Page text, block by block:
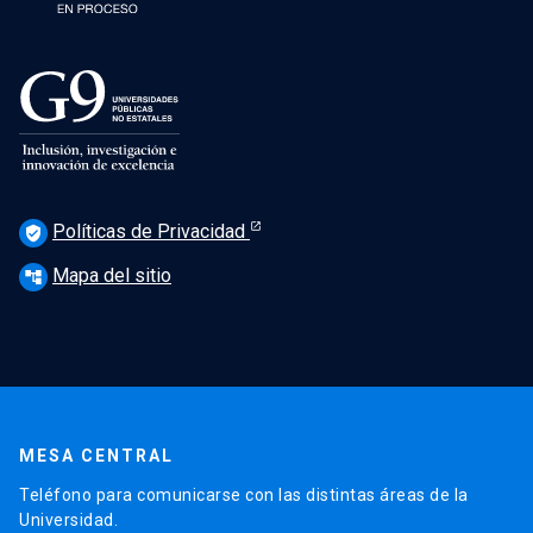
verified_user Políticas de Privacidad
account_tree Mapa del sitio
MESA CENTRAL
Teléfono para comunicarse con las distintas áreas de la
Universidad.